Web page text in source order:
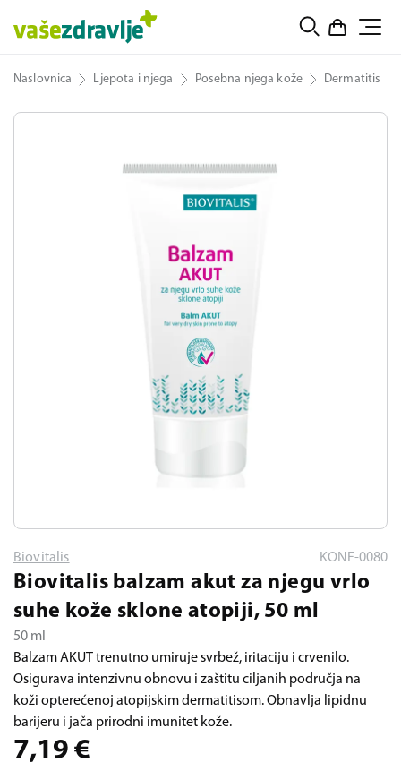
Naslovnica Ljepota i njega Posebna njega kože Dermatitis
Biovitalis KONF-0080
Biovitalis balzam akut za njegu vrlo
suhe kože sklone atopiji, 50 ml
50 ml
Balzam AKUT trenutno umiruje svrbež, iritaciju i crvenilo.
Osigurava intenzivnu obnovu i zaštitu ciljanih područja na
koži opterećenoj atopijskim dermatitisom. Obnavlja lipidnu
barijeru i jača prirodni imunitet kože.
7,19 €